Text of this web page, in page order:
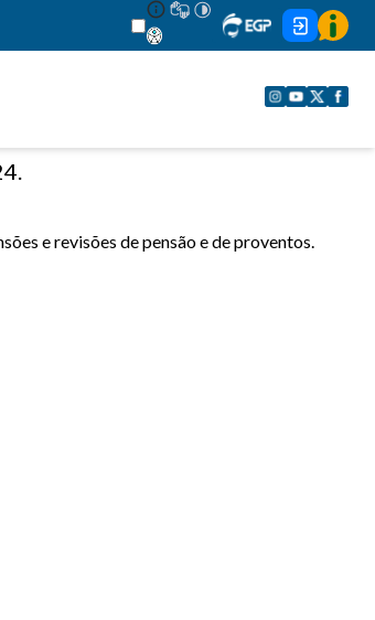
e revisões de pensão e de proventos.